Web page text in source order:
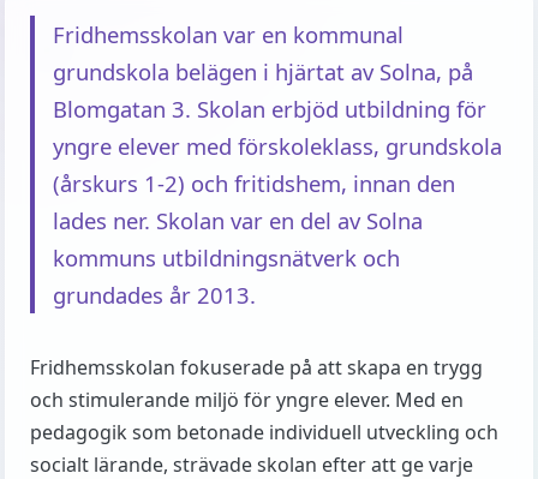
Fridhemsskolan var en kommunal
grundskola belägen i hjärtat av Solna, på
Blomgatan 3. Skolan erbjöd utbildning för
yngre elever med förskoleklass, grundskola
(årskurs 1-2) och fritidshem, innan den
lades ner. Skolan var en del av Solna
kommuns utbildningsnätverk och
grundades år 2013.
Fridhemsskolan fokuserade på att skapa en trygg
och stimulerande miljö för yngre elever. Med en
pedagogik som betonade individuell utveckling och
socialt lärande, strävade skolan efter att ge varje